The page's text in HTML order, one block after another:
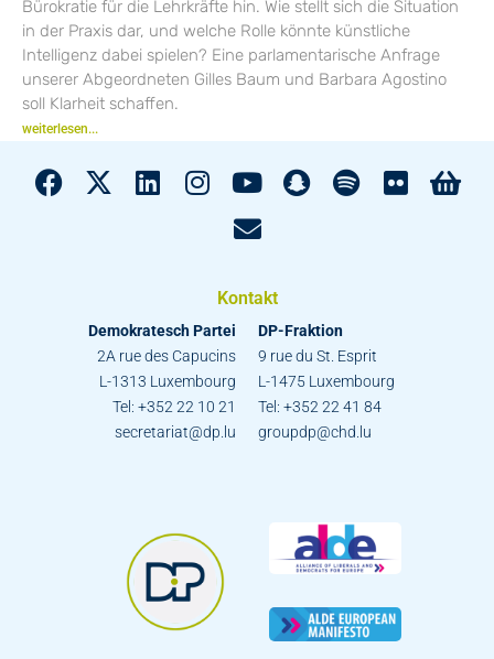
Bürokratie für die Lehrkräfte hin. Wie stellt sich die Situation
in der Praxis dar, und welche Rolle könnte künstliche
Intelligenz dabei spielen? Eine parlamentarische Anfrage
unserer Abgeordneten Gilles Baum und Barbara Agostino
soll Klarheit schaffen.
weiterlesen...
Kontakt
Demokratesch Partei
2A rue des Capucins
L-1313 Luxembourg
Tel: +352 22 10 21
secretariat@dp.lu
DP-Fraktion
9 rue du St. Esprit
L-1475 Luxembourg
Tel: +352 22 41 84
groupdp@chd.lu